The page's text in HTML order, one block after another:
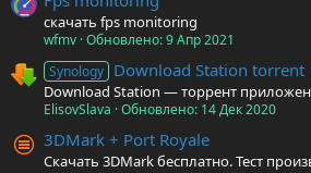
скачать fps monitoring
wfmv Обновлено:9 Апр 2021
Synology Download Station torrent
Download Station — торрент
ElisovSlava Обновлено: 14 Дек 2020
3DMark + Port Royale
Скачать 3DMark бесплатно. Тест